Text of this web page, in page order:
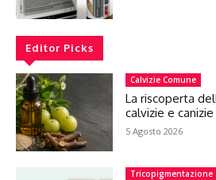
Editor Picks
Calvizie Comune
La riscoperta
calvizie e canizie
5 Agosto 2026
Tricopigmentazione